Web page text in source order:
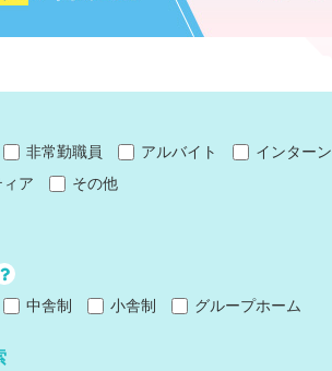
非常勤職員 アルバイト
インターン
ア
その他
中舎制 小舎制 グループホーム